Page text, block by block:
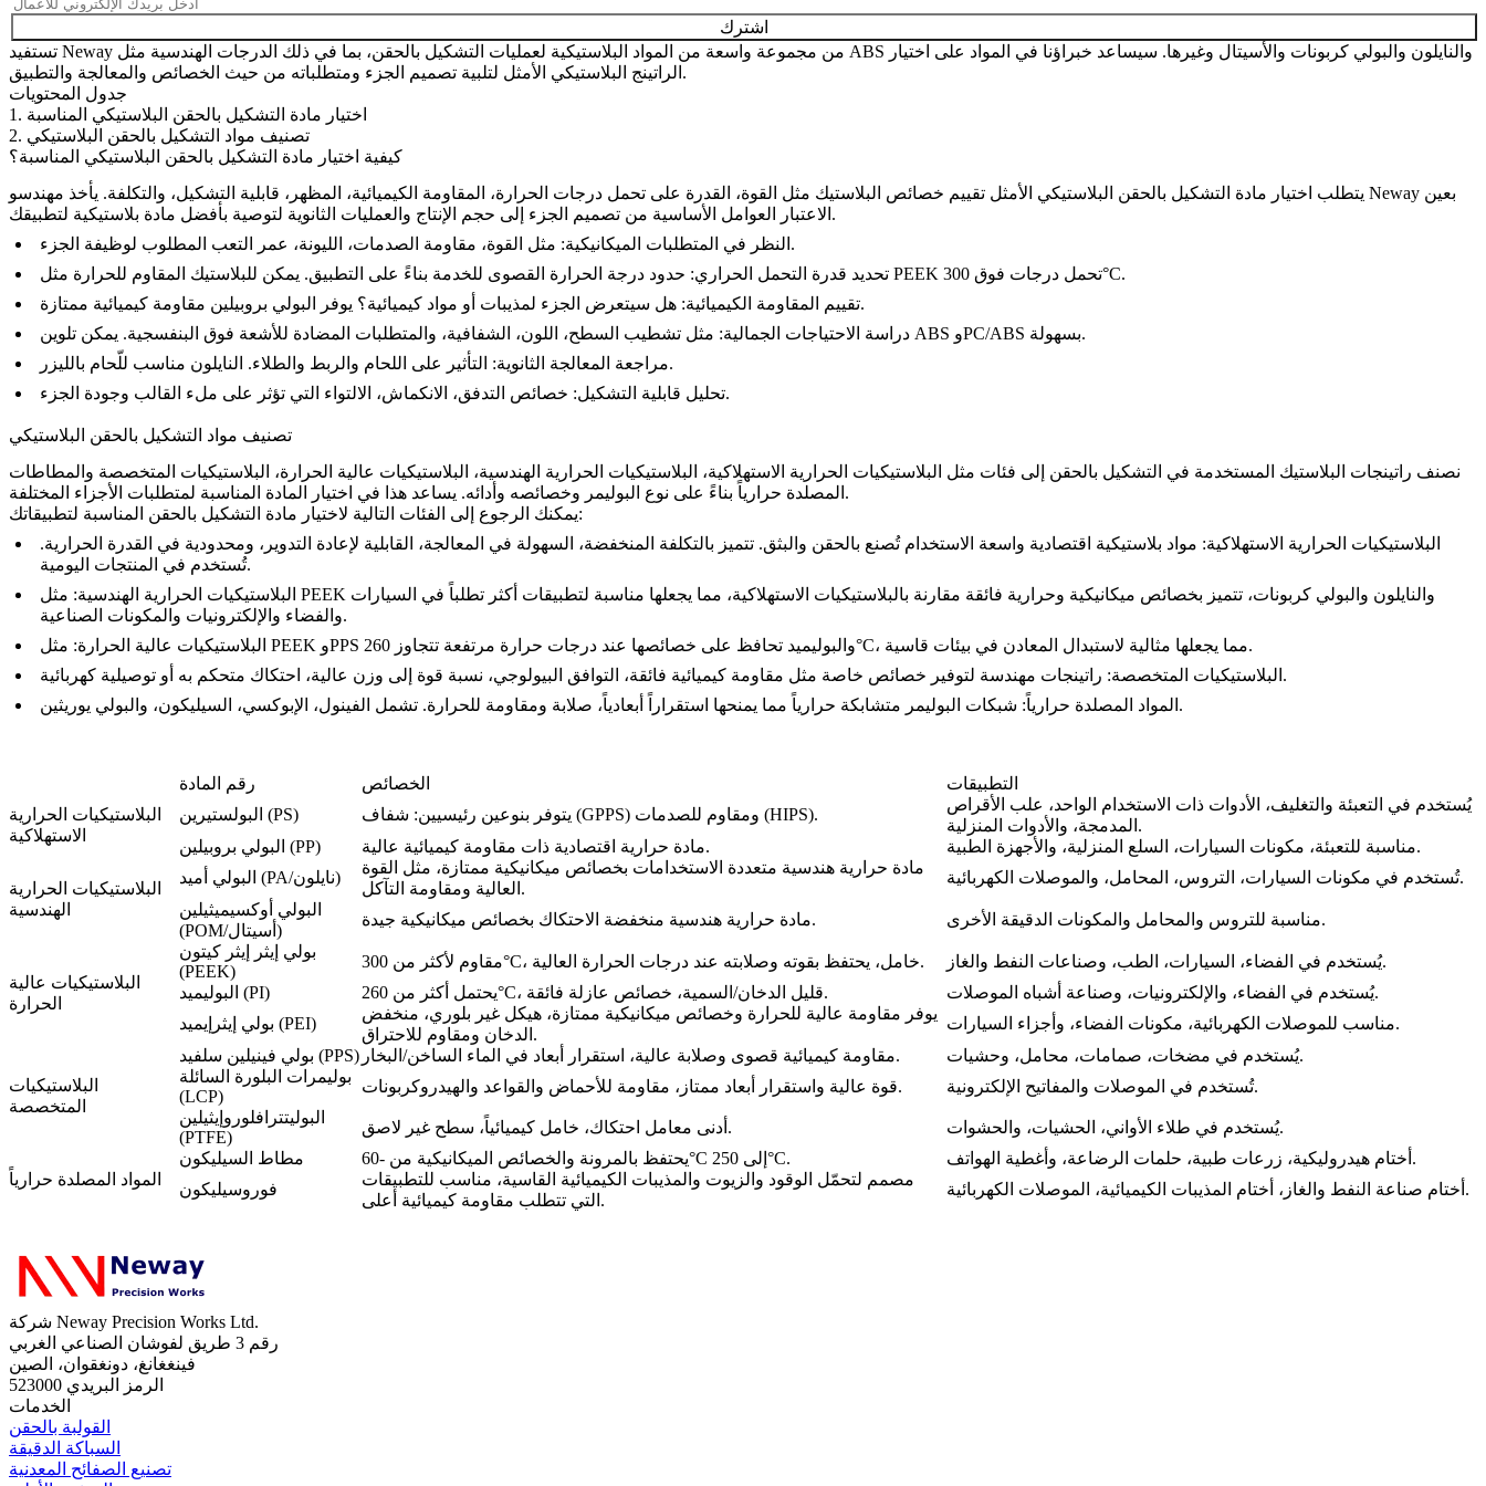
اشترك
تستفيد Neway من مجموعة واسعة من المواد البلاستيكية لعمليات التشكيل بالحقن، بما في ذلك الدرجات الهندسية مثل ABS والنايلون والبولي كربونات والأسيتال وغيرها. سيساعد خبراؤنا في المواد على اختيار
الراتينج البلاستيكي الأمثل لتلبية تصميم الجزء ومتطلباته من حيث الخصائص والمعالجة والتطبيق.
جدول المحتويات
1. اختيار مادة التشكيل بالحقن البلاستيكي المناسبة
2. تصنيف مواد التشكيل بالحقن البلاستيكي
كيفية اختيار مادة التشكيل بالحقن البلاستيكي المناسبة؟
يتطلب اختيار مادة التشكيل بالحقن البلاستيكي الأمثل تقييم خصائص البلاستيك مثل القوة، القدرة على تحمل درجات الحرارة، المقاومة الكيميائية، المظهر، قابلية التشكيل، والتكلفة. يأخذ مهندسو Neway بعين
الاعتبار العوامل الأساسية من تصميم الجزء إلى حجم الإنتاج والعمليات الثانوية لتوصية بأفضل مادة بلاستيكية لتطبيقك.
النظر في المتطلبات الميكانيكية: مثل القوة، مقاومة الصدمات، الليونة، عمر التعب المطلوب لوظيفة الجزء.
تحديد قدرة التحمل الحراري: حدود درجة الحرارة القصوى للخدمة بناءً على التطبيق. يمكن للبلاستيك المقاوم للحرارة مثل PEEK تحمل درجات فوق 300°C.
تقييم المقاومة الكيميائية: هل سيتعرض الجزء لمذيبات أو مواد كيميائية؟ يوفر البولي بروبيلين مقاومة كيميائية ممتازة.
دراسة الاحتياجات الجمالية: مثل تشطيب السطح، اللون، الشفافية، والمتطلبات المضادة للأشعة فوق البنفسجية. يمكن تلوين ABS وPC/ABS بسهولة.
مراجعة المعالجة الثانوية: التأثير على اللحام والربط والطلاء. النايلون مناسب للّحام بالليزر.
تحليل قابلية التشكيل: خصائص التدفق، الانكماش، الالتواء التي تؤثر على ملء القالب وجودة الجزء.
تصنيف مواد التشكيل بالحقن البلاستيكي
نصنف راتينجات البلاستيك المستخدمة في التشكيل بالحقن إلى فئات مثل البلاستيكيات الحرارية الاستهلاكية، البلاستيكيات الحرارية الهندسية، البلاستيكيات عالية الحرارة، البلاستيكيات المتخصصة والمطاطات
المصلدة حرارياً بناءً على نوع البوليمر وخصائصه وأدائه. يساعد هذا في اختيار المادة المناسبة لمتطلبات الأجزاء المختلفة.
يمكنك الرجوع إلى الفئات التالية لاختيار مادة التشكيل بالحقن المناسبة لتطبيقاتك:
البلاستيكيات الحرارية الاستهلاكية: مواد بلاستيكية اقتصادية واسعة الاستخدام تُصنع بالحقن والبثق. تتميز بالتكلفة المنخفضة، السهولة في المعالجة، القابلية لإعادة التدوير، ومحدودية في القدرة الحرارية.
تُستخدم في المنتجات اليومية.
البلاستيكيات الحرارية الهندسية: مثل PEEK والنايلون والبولي كربونات، تتميز بخصائص ميكانيكية وحرارية فائقة مقارنة بالبلاستيكيات الاستهلاكية، مما يجعلها مناسبة لتطبيقات أكثر تطلباً في السيارات
والفضاء والإلكترونيات والمكونات الصناعية.
البلاستيكيات عالية الحرارة: مثل PEEK وPPS والبوليميد تحافظ على خصائصها عند درجات حرارة مرتفعة تتجاوز 260°C، مما يجعلها مثالية لاستبدال المعادن في بيئات قاسية.
البلاستيكيات المتخصصة: راتينجات مهندسة لتوفير خصائص خاصة مثل مقاومة كيميائية فائقة، التوافق البيولوجي، نسبة قوة إلى وزن عالية، احتكاك متحكم به أو توصيلية كهربائية.
المواد المصلدة حرارياً: شبكات البوليمر متشابكة حرارياً مما يمنحها استقراراً أبعادياً، صلابة ومقاومة للحرارة. تشمل الفينول، الإبوكسي، السيليكون، والبولي يوريثين.
رقم المادة الخصائص
التطبيقات
البلاستيكيات الحرارية
الاستهلاكية
البولستيرين (PS) يتوفر بنوعين رئيسيين: شفاف (GPPS) ومقاوم للصدمات (HIPS).
يُستخدم في التعبئة والتغليف، الأدوات ذات الاستخدام الواحد، علب الأقراص
المدمجة، والأدوات المنزلية.
البولي بروبيلين (PP)
مادة حرارية اقتصادية ذات مقاومة كيميائية عالية. مناسبة للتعبئة، مكونات السيارات، السلع المنزلية، والأجهزة الطبية.
البلاستيكيات الحرارية
الهندسية
البولي أميد (PA/نايلون)
مادة حرارية هندسية متعددة الاستخدامات بخصائص ميكانيكية ممتازة، مثل القوة
العالية ومقاومة التآكل.
تُستخدم في مكونات السيارات، التروس، المحامل، والموصلات الكهربائية.
البولي أوكسيميثيلين
(POM/أسيتال)
مادة حرارية هندسية منخفضة الاحتكاك بخصائص ميكانيكية جيدة. مناسبة للتروس والمحامل والمكونات الدقيقة الأخرى.
البلاستيكيات عالية
الحرارة
بولي إيثر إيثر كيتون
(PEEK)
مقاوم لأكثر من 300°C، خامل، يحتفظ بقوته وصلابته عند درجات الحرارة العالية.
يُستخدم في الفضاء، السيارات، الطب، وصناعات النفط والغاز.
البوليميد (PI)
يحتمل أكثر من 260°C، قليل الدخان/السمية، خصائص عازلة فائقة.
يُستخدم في الفضاء، والإلكترونيات، وصناعة أشباه الموصلات.
بولي إيثرإيميد (PEI)
يوفر مقاومة عالية للحرارة وخصائص ميكانيكية ممتازة، هيكل غير بلوري، منخفض
الدخان ومقاوم للاحتراق.
مناسب للموصلات الكهربائية، مكونات الفضاء، وأجزاء السيارات.
البلاستيكيات
المتخصصة
بولي فينيلين سلفيد (PPS) مقاومة كيميائية قصوى وصلابة عالية، استقرار أبعاد في الماء الساخن/البخار.
يُستخدم في مضخات، صمامات، محامل، وحشيات.
بوليمرات البلورة السائلة
(LCP)
قوة عالية واستقرار أبعاد ممتاز، مقاومة للأحماض والقواعد والهيدروكربونات.
تُستخدم في الموصلات والمفاتيح الإلكترونية.
البوليتترافلوروإيثيلين
(PTFE)
أدنى معامل احتكاك، خامل كيميائياً، سطح غير لاصق. يُستخدم في طلاء الأواني، الحشيات، والحشوات.
المواد المصلدة حرارياً
مطاط السيليكون يحتفظ بالمرونة والخصائص الميكانيكية من -60°C إلى 250°C.
أختام هيدروليكية، زرعات طبية، حلمات الرضاعة، وأغطية الهواتف.
فوروسيليكون
مصمم لتحمّل الوقود والزيوت والمذيبات الكيميائية القاسية، مناسب للتطبيقات
التي تتطلب مقاومة كيميائية أعلى.
أختام صناعة النفط والغاز، أختام المذيبات الكيميائية، الموصلات الكهربائية.
شركة Neway Precision Works Ltd.
رقم 3 طريق لفوشان الصناعي الغربي
فينغغانغ، دونغقوان، الصين
الرمز البريدي 523000
الخدمات
القولبة بالحقن
السباكة الدقيقة
تصنيع الصفائح المعدنية